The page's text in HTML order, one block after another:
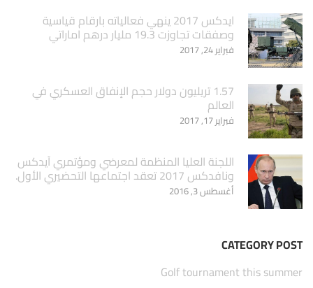
ايدكس 2017 ينهي فعالياته بارقام قياسية
وصفقات تجاوزت 19.3 مليار درهم اماراتي
فبراير 24, 2017
1.57 تريليون دولار حجم الإنفاق العسكري في
العالم
فبراير 17, 2017
اللجنة العليا المنظمة لمعرضي ومؤتمري آيدكس
ونافدكس 2017 تعقد اجتماعها التحضيري الأول.
أغسطس 3, 2016
CATEGORY POST
Golf tournament this summer